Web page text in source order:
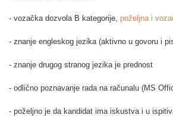
- vozačka dozvola B kategorije, poželjna i
- znanje engleskog jezika (aktivno u govoru i
- znanje drugog stranog jezika je prednost
- odlično poznavanje rada na računalu (MS
- poželjno je da kandidat ima iskustva i u